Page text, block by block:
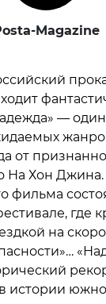
Magazine
—
от
На Хон
фильма
где
на
истории